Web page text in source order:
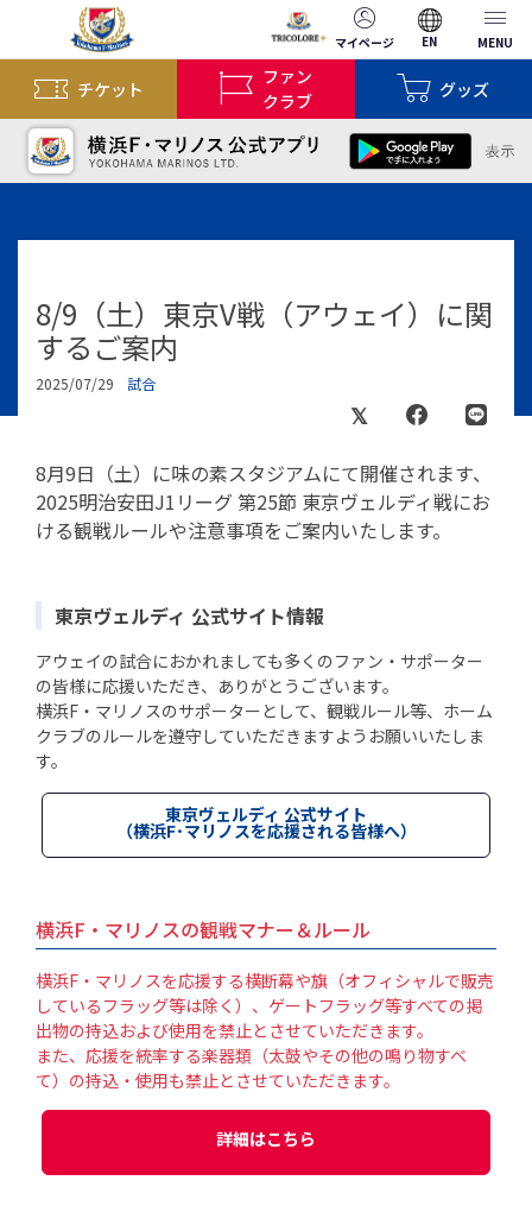
マイページ EN MENU
チケット
ファン
クラブ
グッズ
8/9（土）東京V戦（アウェイ）に関
するご案内
2025/07/29 試合
8月9日（土）に味の素スタジアムにて開催されます、
2025明治安田J1リーグ 第25節 東京ヴェルディ戦にお
ける観戦ルールや注意事項をご案内いたします。
東京ヴェルディ 公式サイト情報
アウェイの試合におかれましても多くのファン・サポーター
の皆様に応援いただき、ありがとうございます。
横浜F・マリノスのサポーターとして、観戦ルール等、ホーム
クラブのルールを遵守していただきますようお願いいたしま
す。
東京ヴェルディ 公式サイト
（横浜F･マリノスを応援される皆様へ）
横浜F・マリノスの観戦マナー＆ルール
横浜F・マリノスを応援する横断幕や旗（オフィシャルで販売
しているフラッグ等は除く）、ゲートフラッグ等すべての掲
出物の持込および使用を禁止とさせていただきます。
また、応援を統率する楽器類（太鼓やその他の鳴り物すべ
て）の持込・使用も禁止とさせていただきます。
詳細はこちら